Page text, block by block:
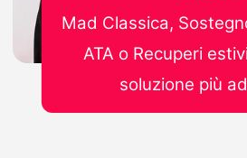
Mad Classica,
ATA o Recuperi
soluzione più